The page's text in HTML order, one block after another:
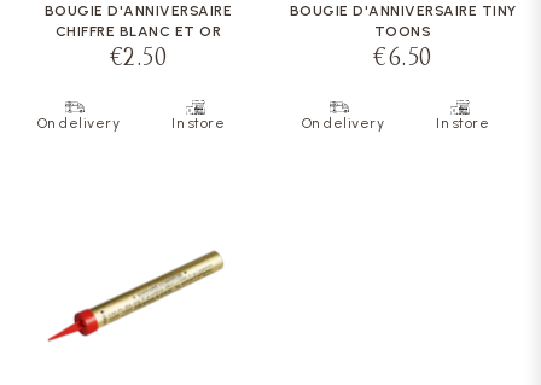
BOUGIE D'ANNIVERSAIRE
CHIFFRE BLANC ET OR
€2.50
On delivery In store
BOUGIE D'ANNIVERSAIRE TINY
TOONS
€6.50
On delivery In store